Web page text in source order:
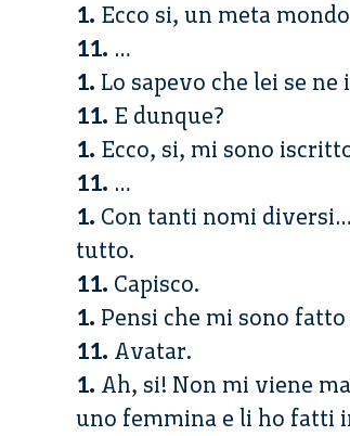
1. Ecco si, un meta
11. …
1. Lo sapevo che lei se ne
11. E dunque?
1. Ecco, si, mi sono
11. …
1. Con tanti nomi
tutto.
11. Capisco.
1. Pensi che mi sono
11. Avatar.
1. Ah, si! Non mi viene
uno femmina e li ho fatti